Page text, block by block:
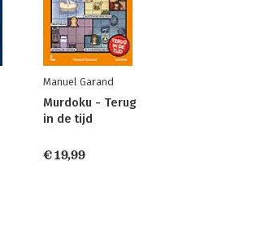
Manuel Garand
Murdoku - Terug
in de tijd
€ 19,99